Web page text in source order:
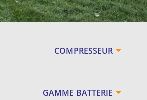
COMPRESSEUR
GAMME BATTERIE